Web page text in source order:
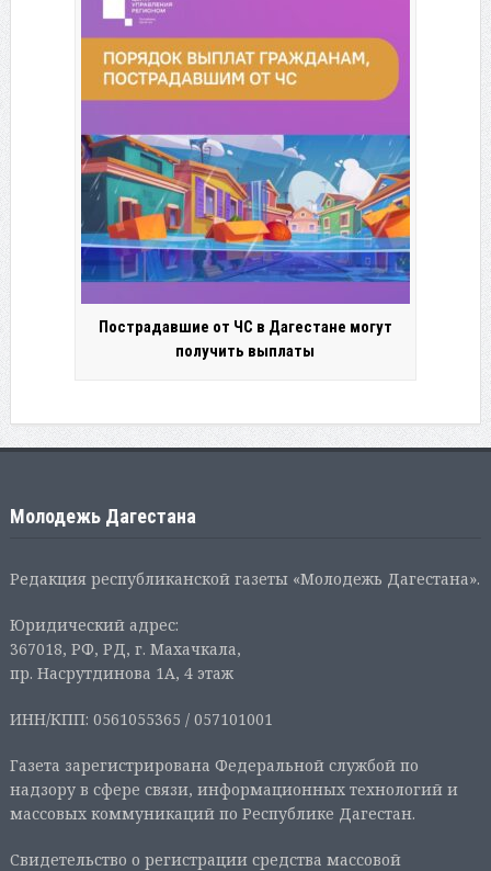
Пострадавшие от ЧС в Дагестане могут
получить выплаты
Молодежь Дагестана
Редакция республиканской газеты «Молодежь Дагестана».
Юридический адрес:
367018, РФ, РД, г. Махачкала,
пр. Насрутдинова 1А, 4 этаж
ИНН/КПП: 0561055365 / 057101001
Газета зарегистрирована Федеральной службой по
надзору в сфере связи, информационных технологий и
массовых коммуникаций по Республике Дагестан.
Свидетельство о регистрации средства массовой